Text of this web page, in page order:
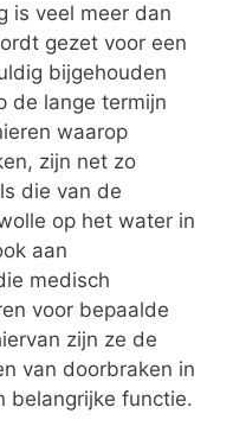
is veel meer dan
gezet voor een
bijgehouden
de lange termijn
waarop
zijn net zo
die van de
op het water in
aan
medisch
voor bepaalde
zijn ze de
van doorbraken in
belangrijke functie.